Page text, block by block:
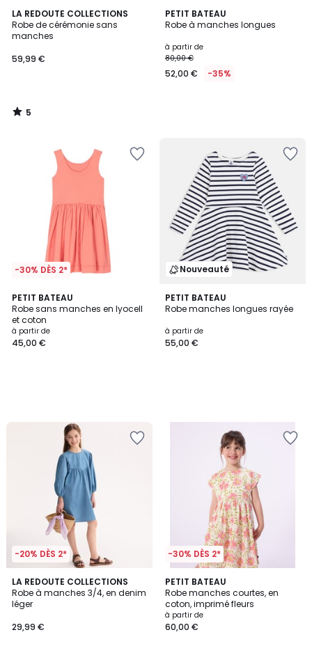
LA REDOUTE COLLECTIONS
Robe de cérémonie sans
manches
59,99 €
5
/
5
5
/
PETIT BATEAU
Robe à manches longues
à partir de
80,00 €
52,00 € -35%
-30% DÈS 2*
PETIT BATEAU
Robe sans manches en lyocell
et coton
à partir de
45,00 €
Nouveauté
PETIT BATEAU
Robe manches longues rayée
à partir de
55,00 €
-20% DÈS 2*
LA REDOUTE COLLECTIONS
Robe à manches 3/4, en denim
léger
29,99 €
-30% DÈS 2*
PETIT BATEAU
Robe manches courtes, en
coton, imprimé fleurs
à partir de
60,00 €